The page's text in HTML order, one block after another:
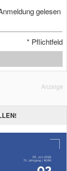
gelesen
* Pflichtfeld
Anzeige